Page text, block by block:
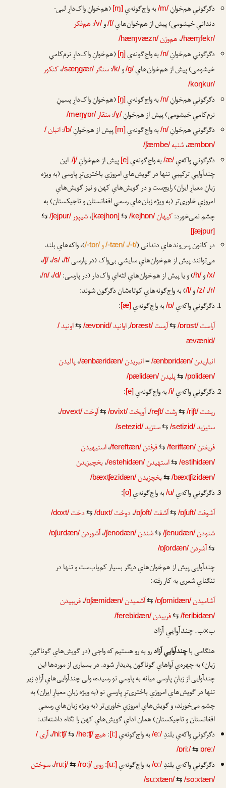
دگرگونیِ هم‌خوانِ/m/به واج‌گونه‌یِ [ɱ] (هم‌خوانِ واک‌دارِ لبی-
دندانیِ خیشومی) پیش از هم‌خوان‌هایِ/f/و/v/
:هم‌فکر
/hæɱfekr/،هم‌وزن/hæɱvæzn/
دگرگونیِ هم‌خوانِ/n/به واج‌گونه‌یِ [ŋ] (هم‌خوانِ واک‌دارِ نرم‌کامیِ
خیشومی) پیش از هم‌خوان‌هایِ/g/و/k/
:سنگر/sæŋgær/،کنکور
/koŋkur/
دگرگونیِ هم‌خوانِ/n/به واج‌گونه‌یِ [ŋ̠] (هم‌خوانِ واک‌دارِ پسینِ
نرم‌کامیِ خیشومی) پیش از هم‌خوانِ/ɣ/
:منقار/meŋ̠ɣɒr/
دگرگونیِ هم‌خوانِ/n/به واج‌گونه‌یِ [m] پیش از هم‌خوانِ/b/
:انبان/
æmbɒn/،شنبه/ʃæmbe/
دگرگونیِ واکه‌یِ/æ/به واج‌گونه‌یِ [e] پیش از هم‌خوانِ/j/. این
چندآواییِ ترکیبیِ تنها در گویش‌هایِ امروزیِ باختری‌ترِ پارسی (به ویژه
زبانِ معیارِ ایران) رایج‌ست و در گویش‌هایِ کهن و نیز گویش‌هایِ
امروزیِ خاوری‌تر (به ویژه زبان‌هایِ رسمیِ افغانستان و تاجیکستان) به
چشم نمی‌خورد:کیهان/kejhɒn/
⇆
[kæjhɒn]،شیپور/ʃejpur/
⇆
[ʃæjpur]
در کانون پس‌وندهایِ دندانی (/-t/،/-tæn/و/-tɒr/)، واکه‌هایِ بلند
می‌توانند پیش از هم‌خوان‌هایِ سایشیِ بی‌واک (در پارسی/f/،/s/،/ʃ/،
/x/و/h/) و یا پیش از هم‌خوان‌هایِ لثه‌ایِ واک‌دار (در پارسی:/d/،/n/،
/r/،/z/و/l/) به واج‌گونه‌هایِ کوتاه‌شان دگرگون شوند:
دگرگونیِ واکه‌یِ/ɒ/به واج‌گونه‌یِ [æ]
:
آراست /ɒrɒst/
⇆آرست /ɒræst/
,اوانید /ævɒnid/
⇆ اونید /
ævænid/
انباریدن/ænbɒridæn/
= انبریدن/ænbæridæn/،پالیدن
/pɒlidæn/
⇆ پلیدن/pælidæn/
دگرگونیِ واکه‌یِ/i/به واج‌گونه‌یِ [e]
:
ریشت /riʃt/
⇆ رشت /reʃt/،آویخت /ɒvixt/
⇆آوخت /ɒvext/،
ستیزید /setizid/
⇆ ستزید /setezid/
فریفتن/feriftæn/
⇆ فرفتن/fereftæn/،استیهیدن
/estihidæn/
⇆ استهیدن/estehidæn/،بخچیزیدن
/bæxʧizidæn/
⇆ بخچزیدن/bæxʧezidæn/
دگرگونیِ واکه‌یِ/u/به واج‌گونه‌یِ [o]
:
آشوفت /ɒʃuft/
⇆آشفت /ɒʃoft/،دوخت /duxt/
⇆ دخت /doxt/
شنودن/ʃenudæn/
⇆ شندن/ʃenodæn/،آشوردن/ɒʃurdæn/
⇆آشردن/ɒʃordæn/
چندآوایی پیش از هم‌خوان‌هایِ دیگر بسیار کم‌یاب‌ست و تنها در
تنگنایِ شعری به کار رفته:
آشامیدن/ɒʃɒmidæn/
⇆آشمیدن/ɒʃæmidæn/،فریبیدن
/feribidæn/
⇆ فربیدن/ferebidæn/
ب×ب. چندآواییِ آزاد
هنگامی باچندآواییِ آزادرو به رو هستیم که واجی (در گویش‌هایِ گوناگونِ
زبان) به چهره‌یِ آواهایِ گوناگون پدیدار شود. در بسیاری از موردها این
چندآوایی از زبانِ پارسیِ میانه به پارسیِ نو رسیده، ولی چندآوایی‌هایِ آزادِ زیر
تنها در گویش‌هایِ امروزیِ باختری‌ترِ پارسیِ نو (به ویژه زبانِ معیارِ ایران) به
چشم می‌خورند، و گویش‌هایِ امروزیِ خاوری‌تر (به ویژه زبان‌هایِ رسمیِ
افغانستان و تاجیکستان) همان ادایِ گویش‌هایِ کهن را نگاه داشته‌اند:
دگرگونیِ واکه‌یِ بلندِ/eː/به واج‌گونه‌یِ [iː]
:هیچ /heːʧ/
⇆
/hiːʧ/،آری/
ɒreː/
⇆
/ɒriː/
دگرگونیِ واکه‌یِ بلندِ/oː/به واج‌گونه‌یِ [uː]
:روی/roːj/
⇆
/ruːj/،سوختن
/soːxtæn/
⇆
/suːxtæn/